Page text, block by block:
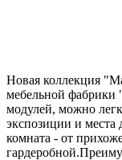
Новая коллекция
мебельной фабрики
модулей, можно
экспозиции и
комната - от